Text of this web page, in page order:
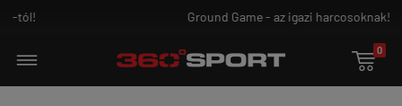
Ground Game - az igazi harcosoknak!

0